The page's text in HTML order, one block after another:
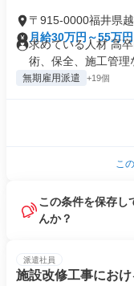
〒915-0000福井県
月給30万円～55万円
求めている人材 高
術、保全、施工管理
無期雇用派遣 +19個
こ
この条件を保存し
んか？
派遣社員
施設改修工事にお